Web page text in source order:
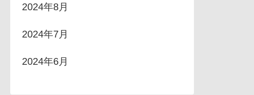
2024年8月
2024年7月
2024年6月